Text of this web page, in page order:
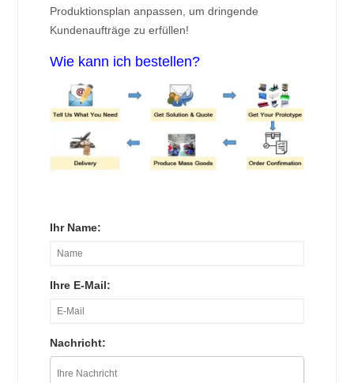
Produktionsplan anpassen, um dringende
Kundenaufträge zu erfüllen!
Wie kann ich bestellen?
Ihr Name:
Ihre E-Mail:
Nachricht: